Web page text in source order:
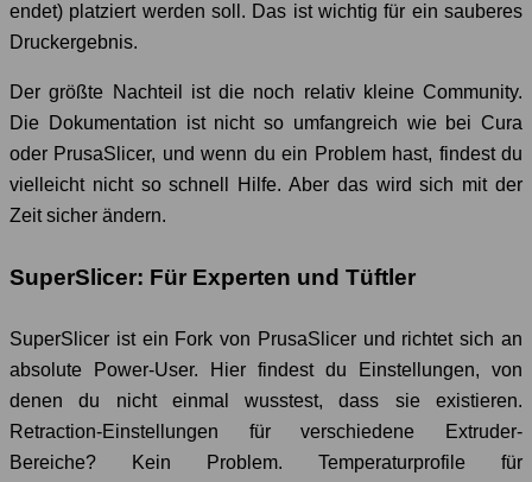
endet) platziert werden soll. Das ist wichtig für ein sauberes
Druckergebnis.
Der größte Nachteil ist die noch relativ kleine Community.
Die Dokumentation ist nicht so umfangreich wie bei Cura
oder PrusaSlicer, und wenn du ein Problem hast, findest du
vielleicht nicht so schnell Hilfe. Aber das wird sich mit der
Zeit sicher ändern.
SuperSlicer: Für Experten und Tüftler
SuperSlicer ist ein Fork von PrusaSlicer und richtet sich an
absolute Power-User. Hier findest du Einstellungen, von
denen du nicht einmal wusstest, dass sie existieren.
Retraction-Einstellungen für verschiedene Extruder-
Bereiche? Kein Problem. Temperaturprofile für